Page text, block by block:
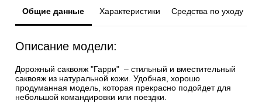
Общие данные Характеристики Средства по уходу
Описание модели:
Дорожный саквояж "Гарри" – стильный и вместительный
саквояж из натуральной кожи. Удобная, хорошо
продуманная модель, которая прекрасно подойдет для
небольшой командировки или поездки.